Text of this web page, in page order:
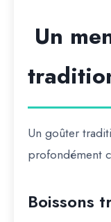
Un
Un goûter
profondément
Boissons